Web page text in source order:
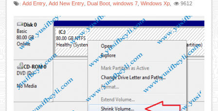
XƏBƏRLƏR
: Add Entry Add New Entry Dual Boot windows 7 Windows Xp 9612